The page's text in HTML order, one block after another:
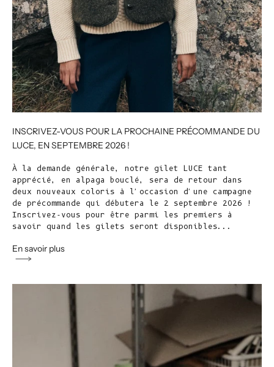
INSCRIVEZ-VOUS POUR LA PROCHAINE PRÉCOMMANDE DU
LUCE, EN SEPTEMBRE 2026 !
À la demande générale, notre gilet LUCE tant
apprécié, en alpaga bouclé, sera de retour dans
deux nouveaux coloris à l'occasion d'une campagne
de précommande qui débutera le 2 septembre 2026 !
Inscrivez-vous pour être parmi les premiers à
savoir quand les gilets seront disponibles...
En savoir plus